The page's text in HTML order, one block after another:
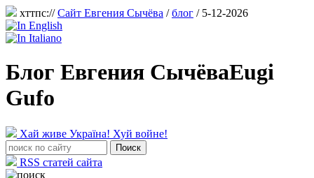
хттпс://Сайт Евгения Сычёва /блог / 5-12-2026
Блог Евгения СычёваEugi
Gufo
Хай живе Україна! Хуй войне!
RSS статей сайта